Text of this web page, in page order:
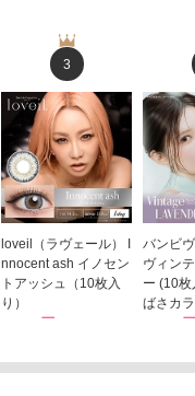
3
loveil（ラヴェール） I
nnocent ash イノセン
トアッシュ（10枚入
り）
1,760円
バンビ
ヴィン
ー (10
ばさカ
1,848